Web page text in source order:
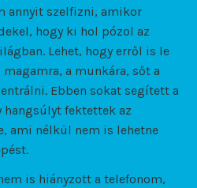
annyit szelfizni, amikor
hogy ki hol pózol az
Lehet, hogy erről is le
a munkára, sőt a
Ebben sokat segített a
fektettek az
ami nélkül nem is lehetne
is hiányzott a telefonom,